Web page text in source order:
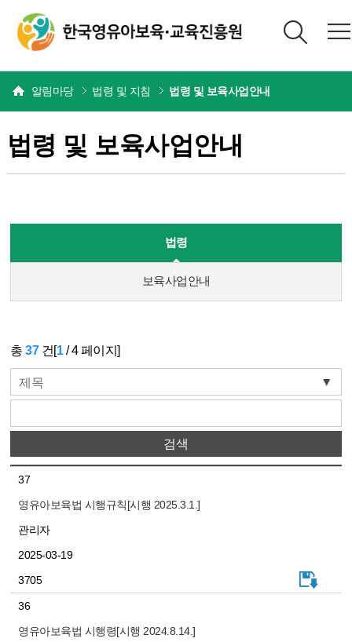
알림마당 법령 및 지침 법령 및 보육사업안내
법령 및 보육사업안내
법령
보육사업안내
총37건[1/4페이지]
제목
37
영유아보육법 시행규칙[시행 2025.3.1.]
관리자
2025-03-19
3705
36
영유아보육법 시행령[시행 2024.8.14.]